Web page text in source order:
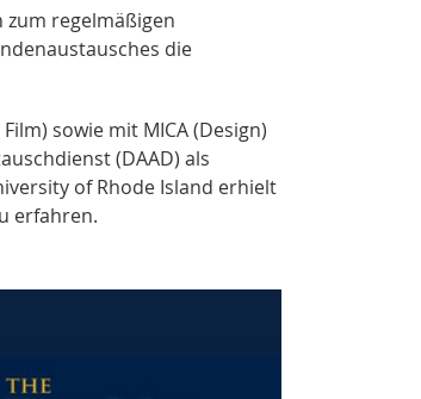
regelmäßigen
die
sowie mit MICA (Design)
(DAAD) als
of Rhode Island erhielt
erfahren.